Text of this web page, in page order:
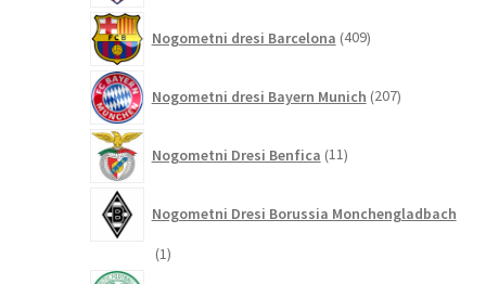
Nogometni dresi Barcelona 409izdelkov
Nogometni dresi Bayern Munich 207izdelkov
Nogometni Dresi Benfica 11izdelkov
Nogometni Dresi Borussia Monchengladbach
11